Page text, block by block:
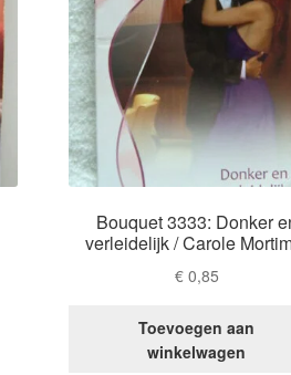
Bouquet 3333: Donker
verleidelijk / Carole
€0,85
Toevoegen aan
winkelwagen